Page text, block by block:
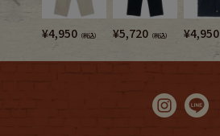
¥4,950 （税込） ¥5,720 （税込） ¥4,950